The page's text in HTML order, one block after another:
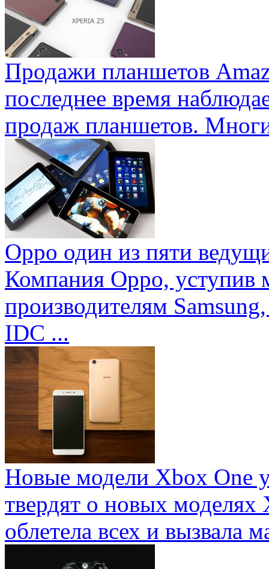
Продажи планшетов
последнее время
продаж планшетов.
Oppo один из пяти
Компания Oppo, уступив
производителям
IDC ...
Новые модели Xbox One
твердят о новых
облетела всех и вызвала